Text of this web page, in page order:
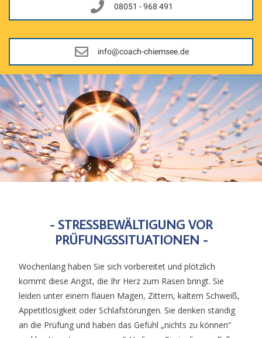
08051 - 968 491
info@coach-chiemsee.de
- STRESSBEWÄLTIGUNG VOR
PRÜFUNGSSITUATIONEN -
Wochenlang haben Sie sich vorbereitet und plötzlich
kommt diese Angst, die Ihr Herz zum Rasen bringt. Sie
leiden unter einem flauen Magen, Zittern, kaltem Schweiß,
Appetitlosigkeit oder Schlafstörungen. Sie denken ständig
an die Prüfung und haben das Gefühl „nichts zu können“